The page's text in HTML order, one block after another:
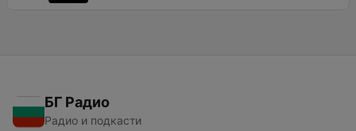
БГ Радио
Радио и подкасти